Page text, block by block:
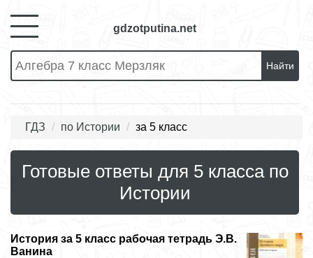
gdzotputina.net
Найти
ГДЗ по Истории за 5 класс
Готовые ответы для 5 класса по
Истории
История за 5 класс рабочая тетрадь Э.В.
Ванина